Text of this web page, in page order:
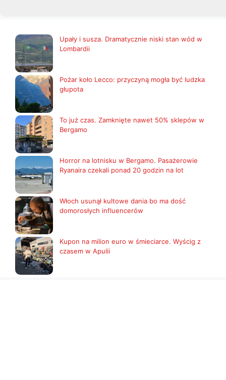
Upały i susza. Dramatycznie niski stan wód w
Lombardii
Pożar koło Lecco: przyczyną mogła być ludzka
głupota
To już czas. Zamknięte nawet 50% sklepów w
Bergamo
Horror na lotnisku w Bergamo. Pasażerowie
Ryanaira czekali ponad 20 godzin na lot
Włoch usunął kultowe dania bo ma dość
domorosłych influencerów
Kupon na milion euro w śmieciarce. Wyścig z
czasem w Apulii